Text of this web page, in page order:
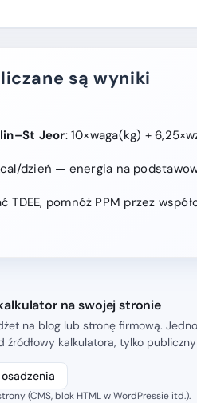
są wyniki
Jeor: 10×waga(kg) +
dzień — energia na
TDEE, pomnóż PPM przez
na swojej stronie
na blog lub stronę firmową.
źródłowy kalkulatora, tylko
(CMS, blok HTML w WordPressie itd.).